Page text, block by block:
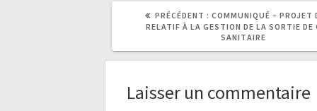
PRÉCÉDENT :
ARTICLE
PRÉCÉDENT
COMMUNIQUÉ – PROJET
RELATIF À LA GESTION DE LA SORTIE DE
SANITAIRE
ARTICLE
Laisser un commentaire